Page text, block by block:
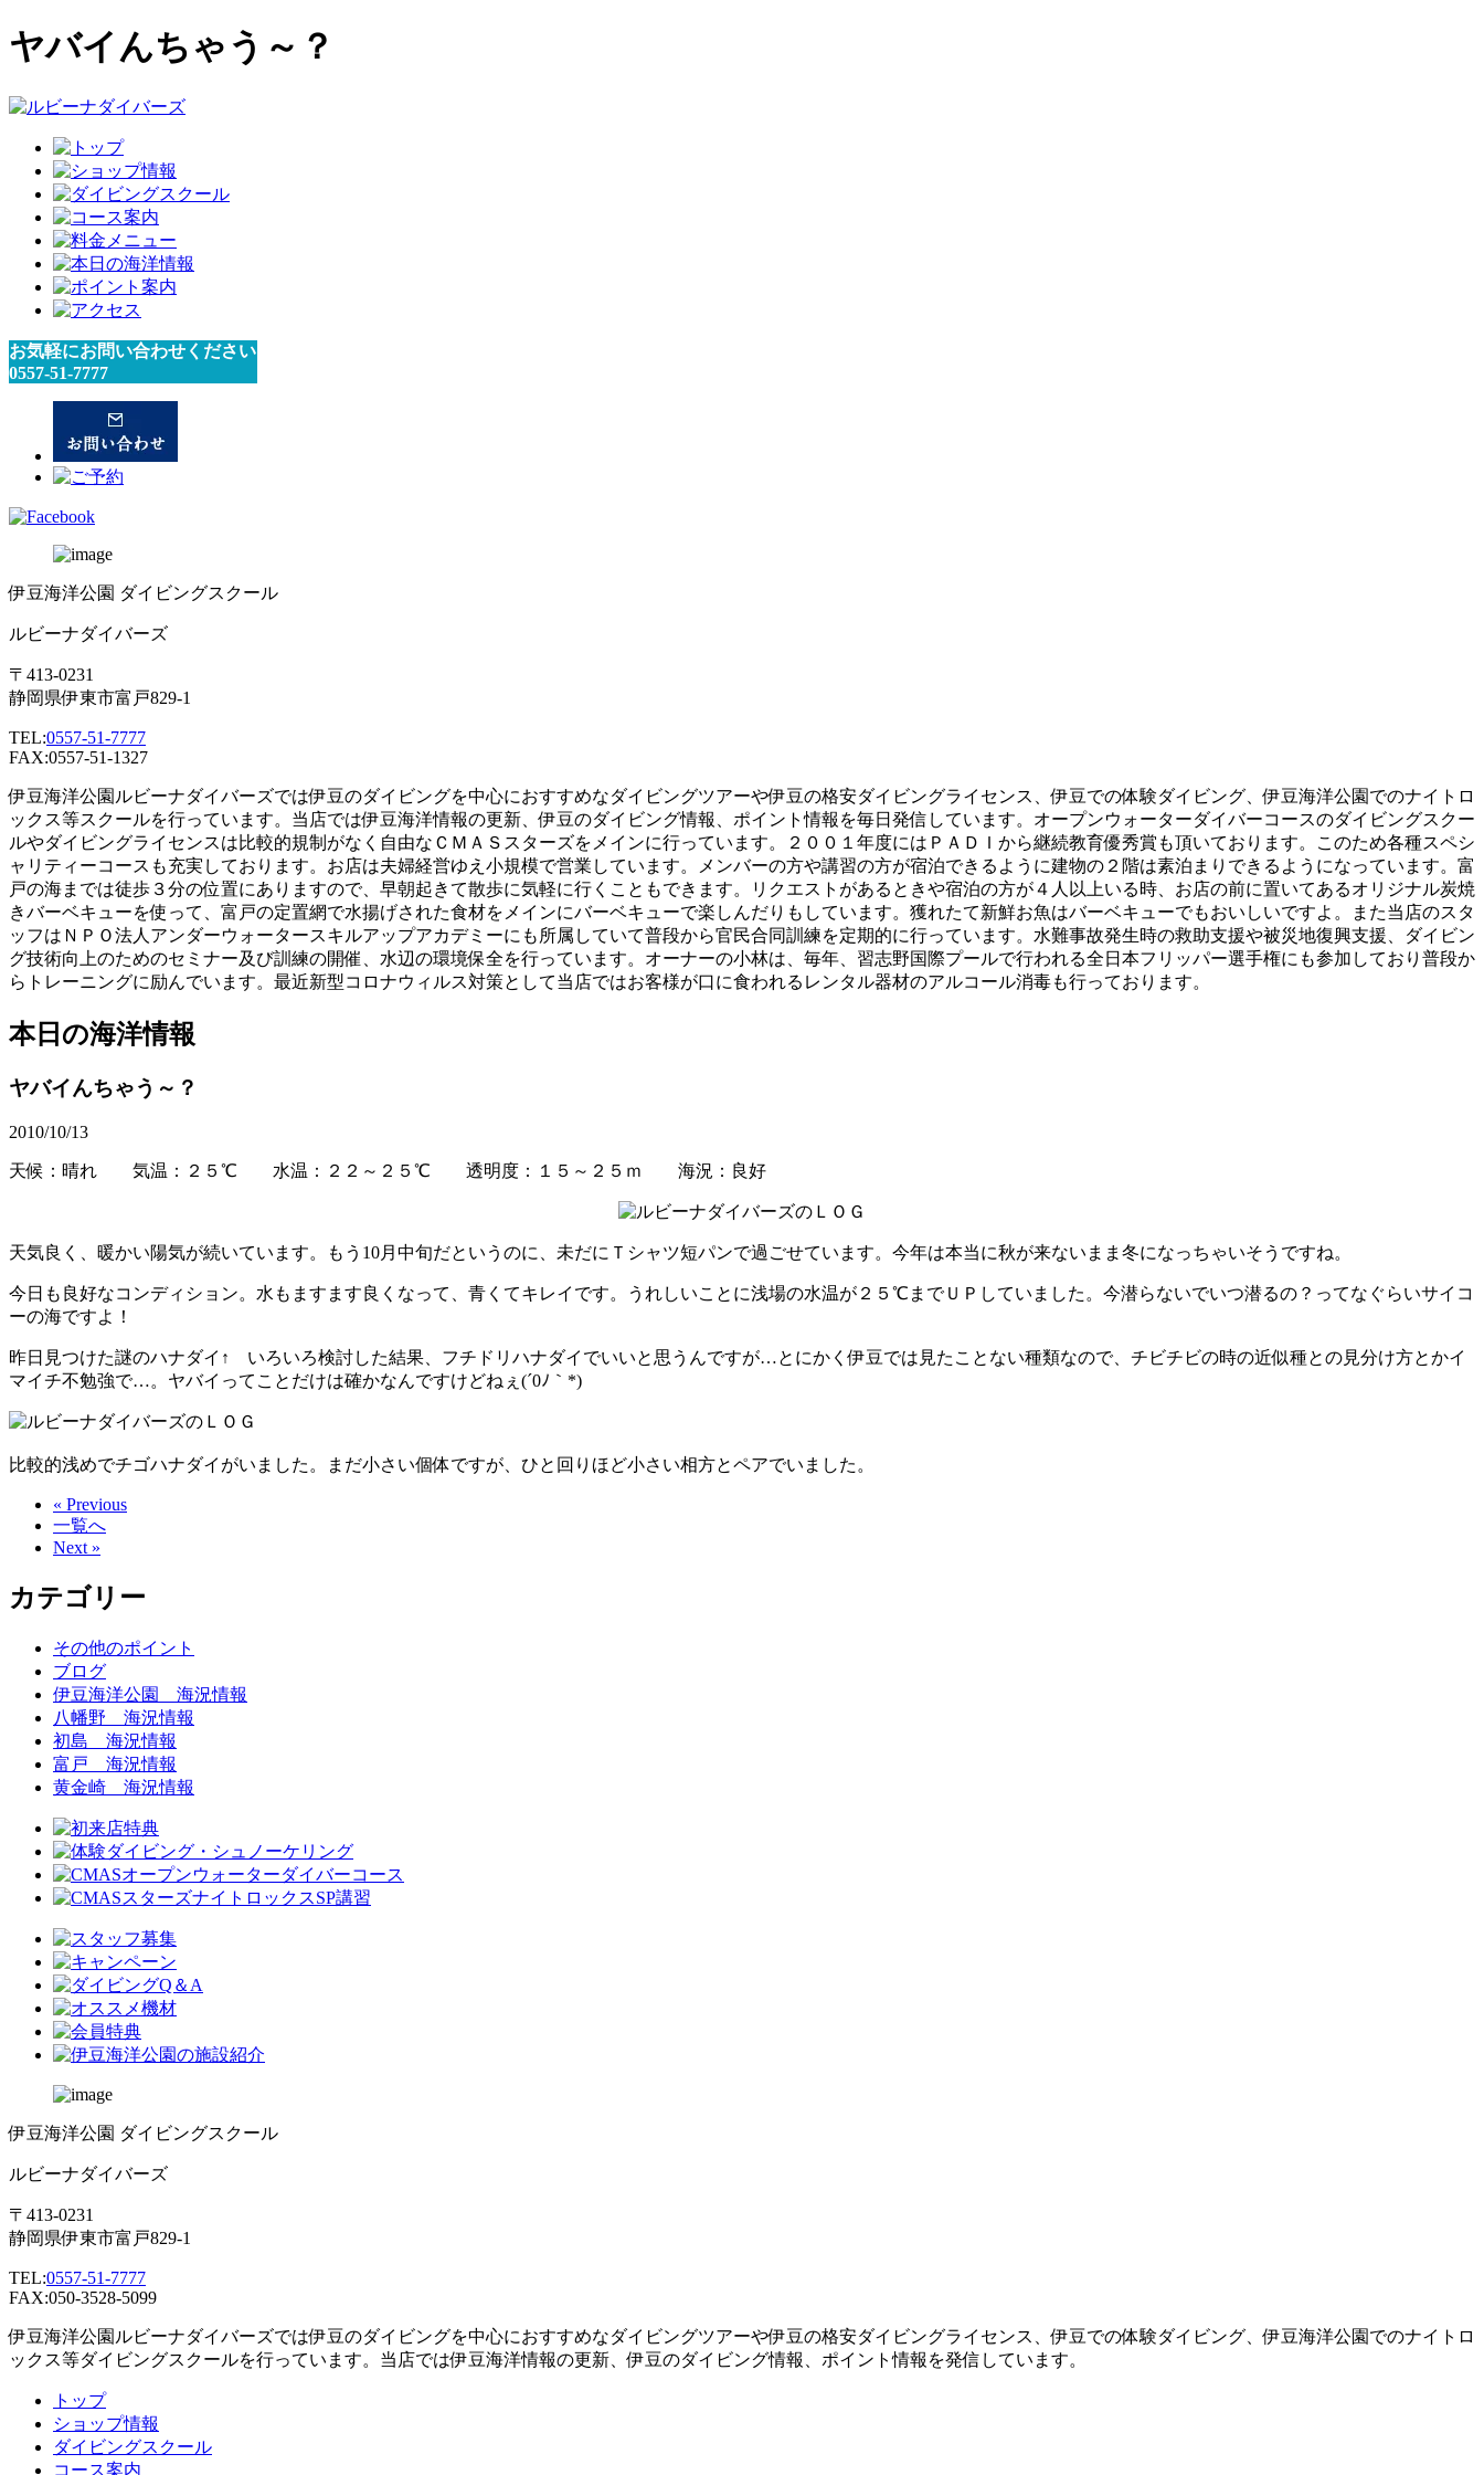
ヤバイんちゃう～？
お気軽にお問い合わせください
0557-51-7777
伊豆海洋公園 ダイビングスクール
ルビーナダイバーズ
〒413-0231
静岡県伊東市富戸829-1
TEL:0557-51-7777
FAX:0557-51-1327
伊豆海洋公園ルビーナダイバーズでは伊豆のダイビングを中心におすすめなダイビングツアーや伊豆の格安ダイビングライセンス、伊豆での体験ダイビング、伊豆海洋公園でのナイトロ
ックス等スクールを行っています。当店では伊豆海洋情報の更新、伊豆のダイビング情報、ポイント情報を毎日発信しています。オープンウォーターダイバーコースのダイビングスクー
ルやダイビングライセンスは比較的規制がなく自由なＣＭＡＳスターズをメインに行っています。２００１年度にはＰＡＤＩから継続教育優秀賞も頂いております。このため各種スペシ
ャリティーコースも充実しております。お店は夫婦経営ゆえ小規模で営業しています。メンバーの方や講習の方が宿泊できるように建物の２階は素泊まりできるようになっています。富
戸の海までは徒歩３分の位置にありますので、早朝起きて散歩に気軽に行くこともできます。リクエストがあるときや宿泊の方が４人以上いる時、お店の前に置いてあるオリジナル炭焼
きバーベキューを使って、富戸の定置網で水揚げされた食材をメインにバーベキューで楽しんだりもしています。獲れたて新鮮お魚はバーベキューでもおいしいですよ。また当店のスタ
ッフはＮＰＯ法人アンダーウォータースキルアップアカデミーにも所属していて普段から官民合同訓練を定期的に行っています。水難事故発生時の救助支援や被災地復興支援、ダイビン
グ技術向上のためのセミナー及び訓練の開催、水辺の環境保全を行っています。オーナーの小林は、毎年、習志野国際プールで行われる全日本フリッパー選手権にも参加しており普段か
らトレーニングに励んでいます。最近新型コロナウィルス対策として当店ではお客様が口に食われるレンタル器材のアルコール消毒も行っております。
本日の海洋情報
ヤバイんちゃう～？
2010/10/13
天候：晴れ 気温：２５℃ 水温：２２～２５℃ 透明度：１５～２５ｍ 海況：良好
天気良く、暖かい陽気が続いています。もう10月中旬だというのに、未だにＴシャツ短パンで過ごせています。今年は本当に秋が来ないまま冬になっちゃいそうですね。
今日も良好なコンディション。水もますます良くなって、青くてキレイです。うれしいことに浅場の水温が２５℃までＵＰしていました。今潜らないでいつ潜るの？ってなぐらいサイコ
ーの海ですよ！
昨日見つけた謎のハナダイ↑ いろいろ検討した結果、フチドリハナダイでいいと思うんですが…とにかく伊豆では見たことない種類なので、チビチビの時の近似種との見分け方とかイ
マイチ不勉強で…。ヤバイってことだけは確かなんですけどねぇ(´0ﾉ｀*)
比較的浅めでチゴハナダイがいました。まだ小さい個体ですが、ひと回りほど小さい相方とペアでいました。
« Previous
一覧へ
Next »
カテゴリー
その他のポイント
ブログ
伊豆海洋公園 海況情報
八幡野 海況情報
初島 海況情報
富戸 海況情報
黄金崎 海況情報
伊豆海洋公園 ダイビングスクール
ルビーナダイバーズ
〒413-0231
静岡県伊東市富戸829-1
TEL:0557-51-7777
FAX:050-3528-5099
伊豆海洋公園ルビーナダイバーズでは伊豆のダイビングを中心におすすめなダイビングツアーや伊豆の格安ダイビングライセンス、伊豆での体験ダイビング、伊豆海洋公園でのナイトロ
ックス等ダイビングスクールを行っています。当店では伊豆海洋情報の更新、伊豆のダイビング情報、ポイント情報を発信しています。
トップ
ショップ情報
ダイビングスクール
コース案内